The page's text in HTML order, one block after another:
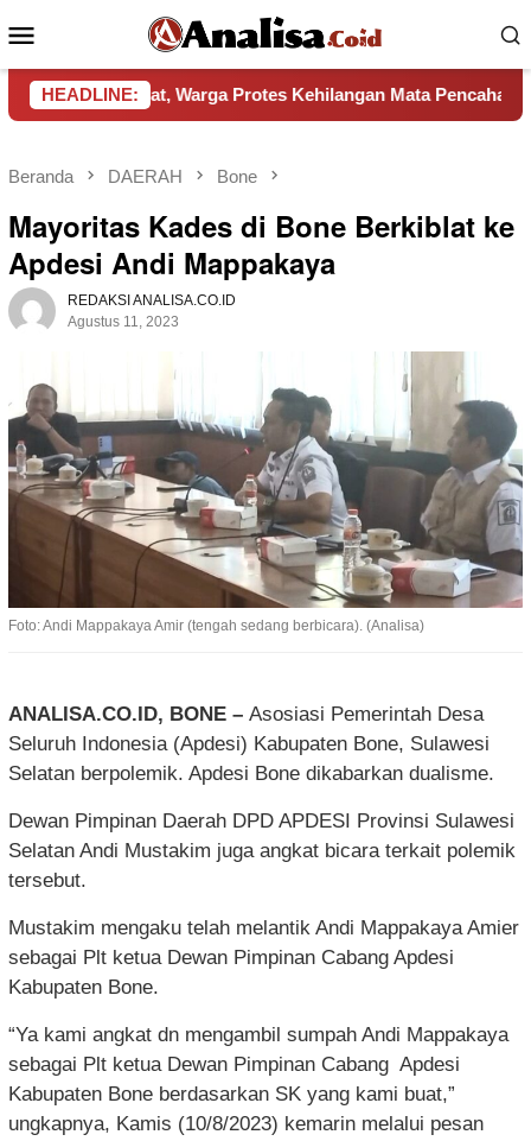
ke
kontenMobile
HEADLINE:
Warga Protes Kehilangan Mata Pencaharian
Beranda DAERAH Bone
Mayoritas Kades di Bone Berkiblat ke
Apdesi Andi Mappakaya
REDAKSI ANALISA.CO.ID
Agustus 11, 2023
Foto: Andi Mappakaya Amir (tengah sedang berbicara). (Analisa)
ANALISA.CO.ID, BONE – Asosiasi Pemerintah Desa
Seluruh Indonesia (Apdesi) Kabupaten Bone, Sulawesi
Selatan berpolemik. Apdesi Bone dikabarkan dualisme.
Dewan Pimpinan Daerah DPD APDESI Provinsi Sulawesi
Selatan Andi Mustakim juga angkat bicara terkait polemik
tersebut.
Mustakim mengaku telah melantik Andi Mappakaya Amier
sebagai Plt ketua Dewan Pimpinan Cabang Apdesi
Kabupaten Bone.
“Ya kami angkat dn mengambil sumpah Andi Mappakaya
sebagai Plt ketua Dewan Pimpinan Cabang Apdesi
Kabupaten Bone berdasarkan SK yang kami buat,”
ungkapnya, Kamis (10/8/2023) kemarin melalui pesan